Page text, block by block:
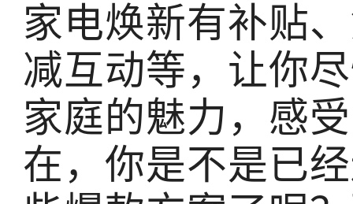
家电焕新有补贴
减互动等，让你
家庭的魅力，感
在，你是不是已